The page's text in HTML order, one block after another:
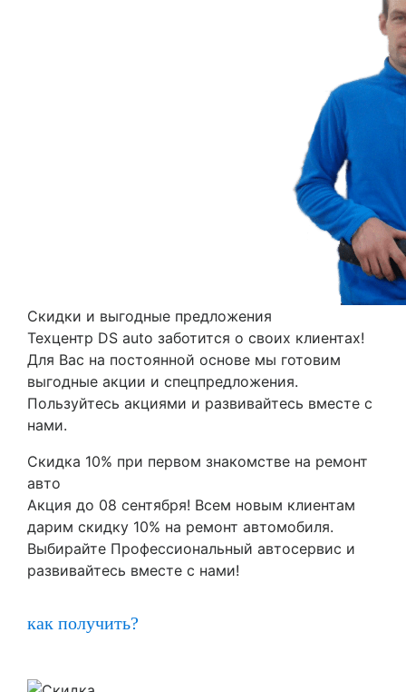
Next
Скидки и выгодные предложения
Техцентр DS auto заботится о своих клиентах!
Для Вас на постоянной основе мы готовим
выгодные акции и спецпредложения.
Пользуйтесь акциями и развивайтесь вместе с
нами.
Скидка 10% при первом знакомстве на ремонт
авто
Акция до 08 сентября! Всем новым клиентам
дарим скидку 10% на ремонт автомобиля.
Выбирайте Профессиональный автосервис и
развивайтесь вместе с нами!
как получить?